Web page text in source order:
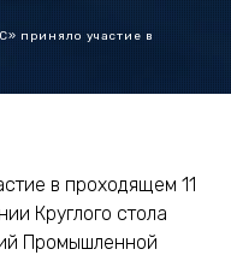
приняло участие в
в проходящем 11
Круглого стола
Промышленной